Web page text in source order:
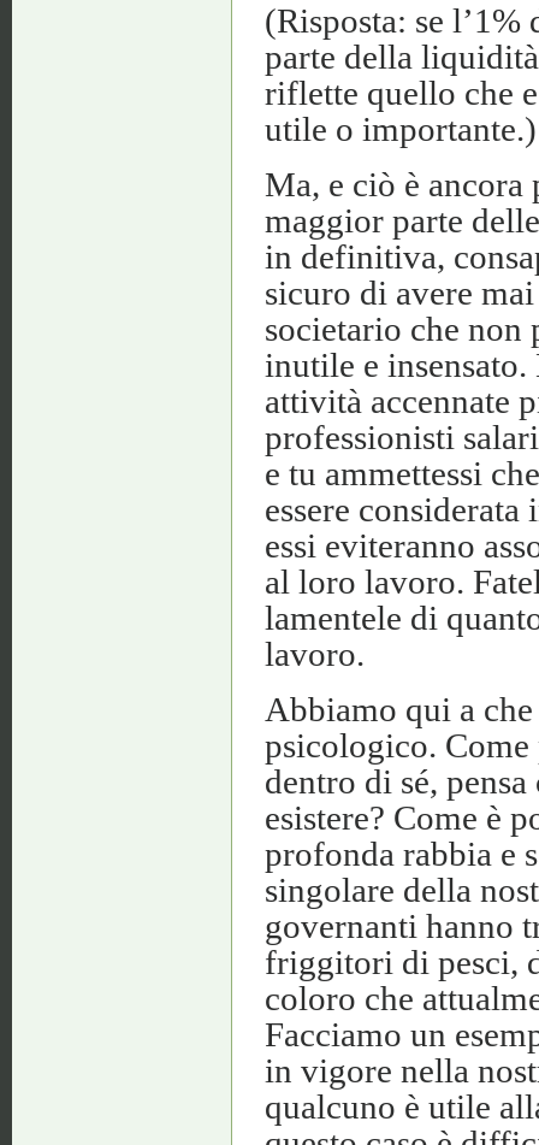
(Risposta: se
parte della
riflette quello che
utile o importante.)
Ma, e ciò è ancora
maggior parte
in definitiva,
sicuro di avere
societario che non
inutile e
attività accennate
professionisti
e tu ammettessi
essere
essi eviteranno
al loro lavoro.
lamentele di
lavoro.
Abbiamo qui a
psicologico.
dentro di sé,
esistere? Come è
profonda rabbia e
singolare della
governanti hanno
friggitori di pesci,
coloro che
Facciamo un
in vigore nella
qualcuno è utile